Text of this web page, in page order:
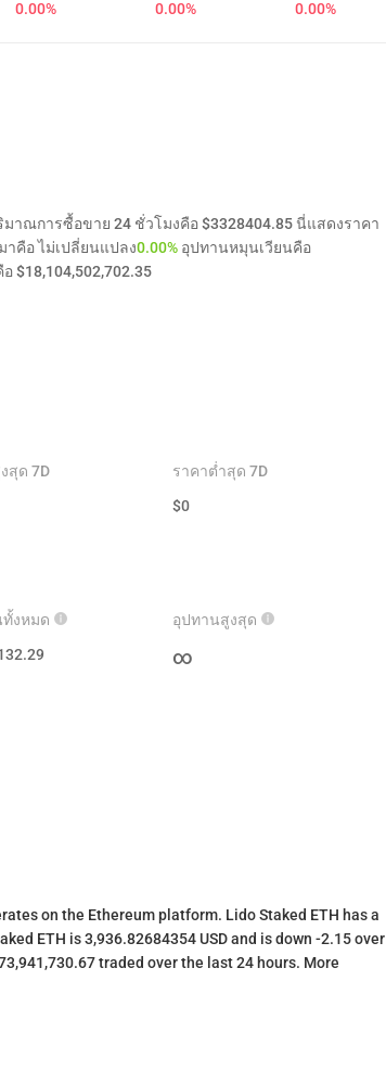
0.00% 0.00% 0.00%
มาณการซื้อขาย 24 ชั่วโมงคือ $3328404.85 นี่แสดงราคา
คือ ไม่เปลี่ยนแปลง0.00% อุปทานหมุนเวียนคือ
$18,104,502,702.35
สุด 7D
ราคาต่ำสุด 7D
$0
งหมด
อุปทานสูงสุด
∞
on the Ethereum platform. Lido Staked ETH has a
ETH is 3,936.82684354 USD and is down -2.15 over
traded over the last 24 hours. More